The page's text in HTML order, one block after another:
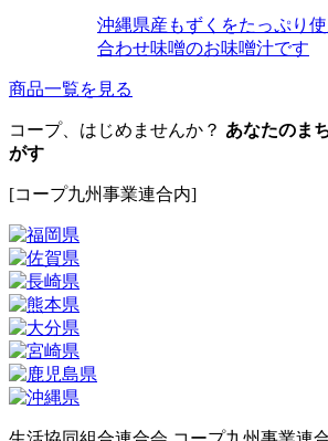
沖縄県産もずくをたっぷり
合わせ味噌のお味噌汁です
商品一覧を見る
コープ、はじめませんか？ あなたのま
がす
[コープ九州事業連合内]